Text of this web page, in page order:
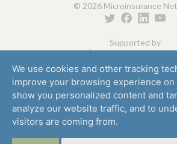
We use cookies and other tracking
improve your browsing experience
show you personalized content and
analyze our website traffic, and to
visitors are coming from.
© 2026 Microinsurance
Supported by
Protection de la vie privée